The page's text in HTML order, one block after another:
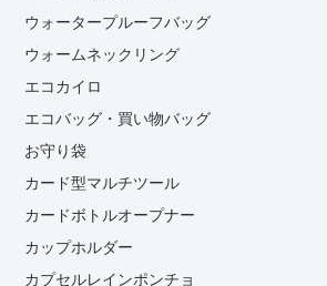
ウォータープルーフバッグ
ウォームネックリング
エコカイロ
エコバッグ・買い物バッグ
お守り袋
カード型マルチツール
カードボトルオープナー
カップホルダー
カプセルレインポンチョ